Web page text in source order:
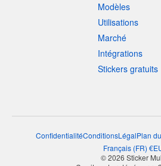
Modèles
Utilisations
Marché
Intégrations
Stickers gratuits
ConfidentialitéConditionsLégalPlan
Français (FR) €
© 2026 Sticker